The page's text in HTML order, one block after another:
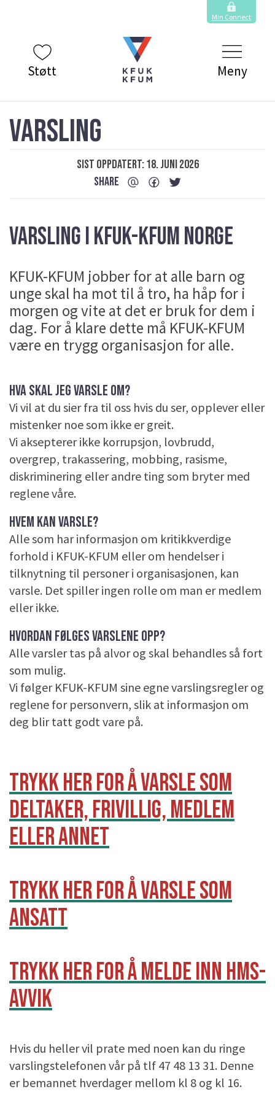
Min Connect
Støtt Meny
VARSLING
Sist oppdatert: 18. juni 2026
SHARE
VARSLING I KFUK-KFUM NORGE
KFUK-KFUM jobber for at alle barn og
unge skal ha mot til å tro, ha håp for i
morgen og vite at det er bruk for dem i
dag. For å klare dette må KFUK-KFUM
være en trygg organisasjon for alle.
HVA SKAL JEG VARSLE OM?
Vi vil at du sier fra til oss hvis du ser, opplever eller
mistenker noe som ikke er greit.
Vi aksepterer ikke korrupsjon, lovbrudd,
overgrep, trakassering, mobbing, rasisme,
diskriminering eller andre ting som bryter med
reglene våre.
HVEM KAN VARSLE?
Alle som har informasjon om kritikkverdige
forhold i KFUK-KFUM eller om hendelser i
tilknytning til personer i organisasjonen, kan
varsle. Det spiller ingen rolle om man er medlem
eller ikke.
HVORDAN FØLGES VARSLENE OPP?
Alle varsler tas på alvor og skal behandles så fort
som mulig.
Vi følger KFUK-KFUM sine egne varslingsregler og
reglene for personvern, slik at informasjon om
deg blir tatt godt vare på.
TRYKK HER FOR Å VARSLE SOM
DELTAKER, FRIVILLIG, MEDLEM
ELLER ANNET
TRYKK HER FOR Å VARSLE SOM
ANSATT
TRYKK HER FOR Å MELDE INN HMS-
AVVIK
Hvis du heller vil prate med noen kan du ringe
varslingstelefonen vår på tlf 47 48 13 31. Denne
er bemannet hverdager mellom kl 8 og kl 16.